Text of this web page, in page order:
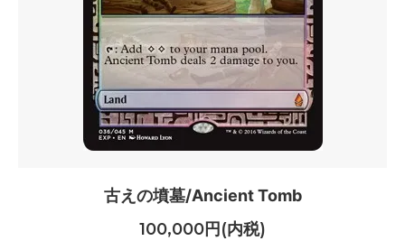
古えの墳墓/Ancient Tomb
100,000円(内税)